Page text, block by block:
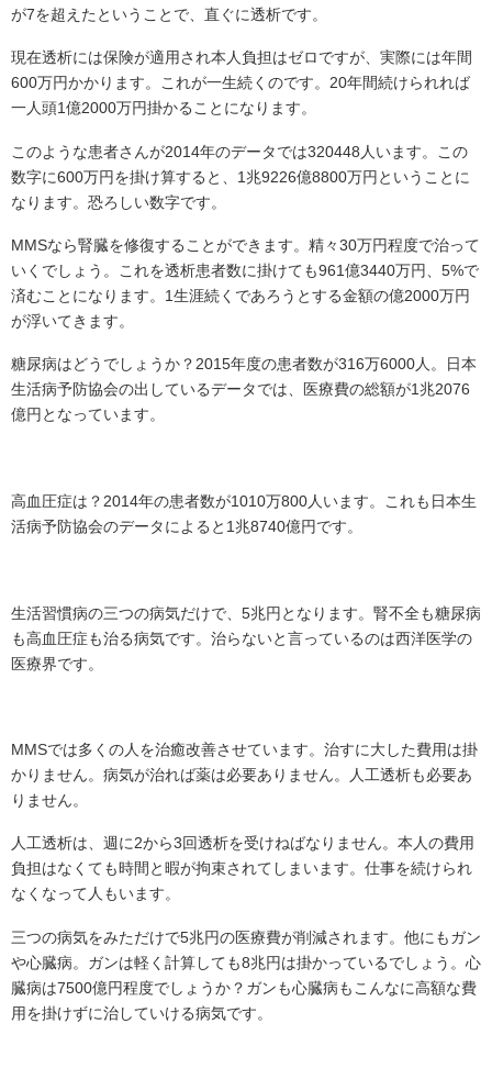
が7を超えたということで、直ぐに透析です。
現在透析には保険が適用され本人負担はゼロですが、実際には年間
600万円かかります。これが一生続くのです。20年間続けられれば
一人頭1億2000万円掛かることになります。
このような患者さんが2014年のデータでは320448人います。この
数字に600万円を掛け算すると、1兆9226億8800万円ということに
なります。恐ろしい数字です。
MMSなら腎臓を修復することができます。精々30万円程度で治って
いくでしょう。これを透析患者数に掛けても961億3440万円、5%で
済むことになります。1生涯続くであろうとする金額の億2000万円
が浮いてきます。
糖尿病はどうでしょうか？2015年度の患者数が316万6000人。日本
生活病予防協会の出しているデータでは、医療費の総額が1兆2076
億円となっています。
高血圧症は？2014年の患者数が1010万800人います。これも日本生
活病予防協会のデータによると1兆8740億円です。
生活習慣病の三つの病気だけで、5兆円となります。腎不全も糖尿病
も高血圧症も治る病気です。治らないと言っているのは西洋医学の
医療界です。
MMSでは多くの人を治癒改善させています。治すに大した費用は掛
かりません。病気が治れば薬は必要ありません。人工透析も必要あ
りません。
人工透析は、週に2から3回透析を受けねばなりません。本人の費用
負担はなくても時間と暇が拘束されてしまいます。仕事を続けられ
なくなって人もいます。
三つの病気をみただけで5兆円の医療費が削減されます。他にもガン
や心臓病。ガンは軽く計算しても8兆円は掛かっているでしょう。心
臓病は7500億円程度でしょうか？ガンも心臓病もこんなに高額な費
用を掛けずに治していける病気です。